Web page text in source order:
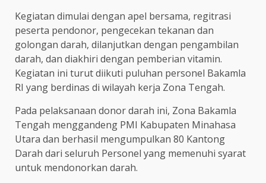
Kegiatan dimulai dengan apel bersama, regitrasi
peserta pendonor, pengecekan tekanan dan
golongan darah, dilanjutkan dengan pengambilan
darah, dan diakhiri dengan pemberian vitamin.
Kegiatan ini turut diikuti puluhan personel Bakamla
RI yang berdinas di wilayah kerja Zona Tengah.
Pada pelaksanaan donor darah ini, Zona Bakamla
Tengah menggandeng PMI Kabupaten Minahasa
Utara dan berhasil mengumpulkan 80 Kantong
Darah dari seluruh Personel yang memenuhi syarat
untuk mendonorkan darah.